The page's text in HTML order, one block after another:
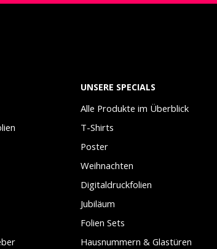
UNSERE SPECIALS
Alle Produkte im Überblick
T-Shirts
Poster
Weihnachten
Digitaldruckfolien
Jubiläum
Folien Sets
Hausnummern & Glastüren